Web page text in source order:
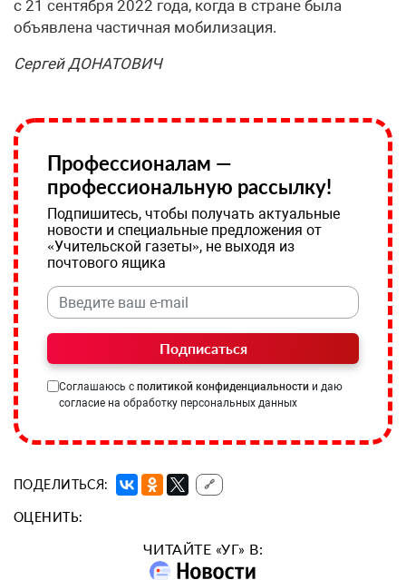
с 21 сентября 2022 года, когда в стране была
объявлена частичная мобилизация.
Сергей ДОНАТОВИЧ
Профессионалам —
профессиональную рассылку!
Подпишитесь, чтобы получать актуальные
новости и специальные предложения от
«Учительской газеты», не выходя из
почтового ящика
Подписаться
Соглашаюсь с политикой конфиденциальности и даю
согласие на обработку персональных данных
ПОДЕЛИТЬСЯ: 🔗
ОЦЕНИТЬ:
ЧИТАЙТЕ «УГ» В: